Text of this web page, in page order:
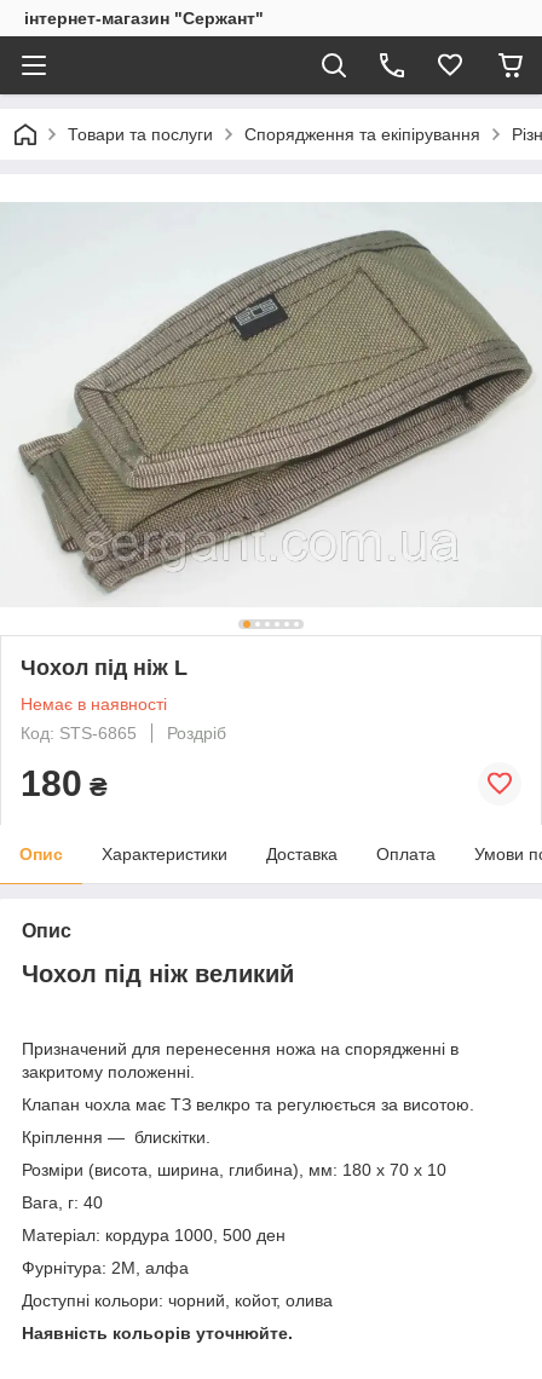
інтернет-магазин "Сержант"
Товари та послуги Спорядження та екіпірування
Чохол під ніж L
Немає в наявності
Код: STS-6865
Роздріб
180 ₴
Опис Характеристики Доставка Оплата Умови
Опис
Чохол під ніж великий
Призначений для перенесення ножа на спорядженні в
закритому положенні.
Клапан чохла має ТЗ велкро та регулюється за висотою.
Кріплення — блискітки.
Розміри (висота, ширина, глибина), мм: 180 х 70 х 10
Вага, г: 40
Матеріал: кордура 1000, 500 ден
Фурнітура: 2М, алфа
Доступні кольори: чорний, койот, олива
Наявність кольорів уточнюйте.